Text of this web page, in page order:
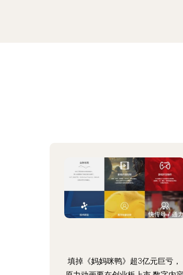
填掉《妈妈咪鸭》超3亿元巨亏，